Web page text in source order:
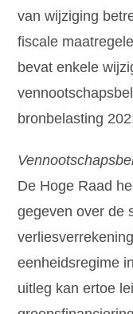
van wijziging
fiscale
bevat enkele
bronbelasting
De Hoge Raad
gegeven over de
eenheidsregime
uitleg kan ertoe